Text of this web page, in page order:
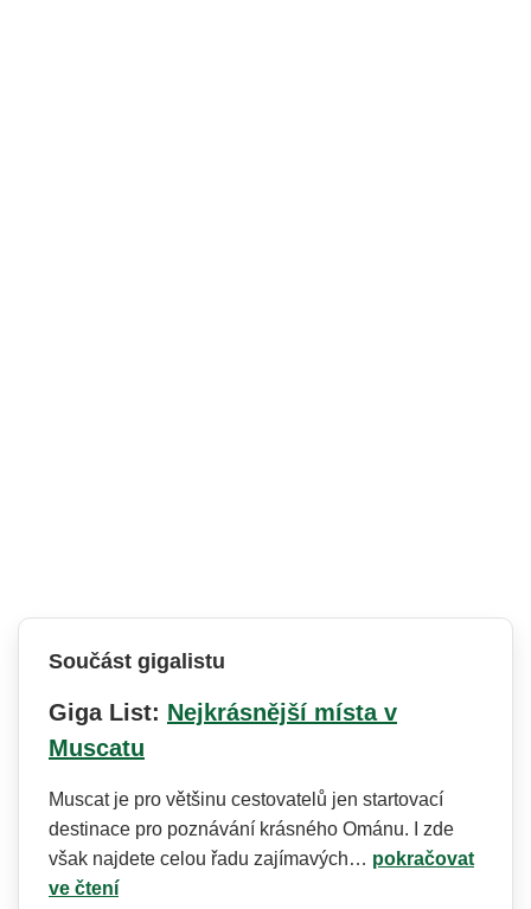
Součást gigalistu
Giga List: Nejkrásnější místa v
Muscatu
Muscat je pro většinu cestovatelů jen startovací
destinace pro poznávání krásného Ománu. I zde
však najdete celou řadu zajímavých… pokračovat
ve čtení